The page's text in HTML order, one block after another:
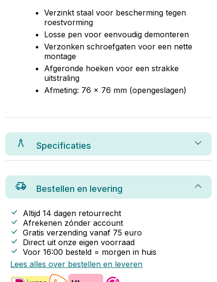
Verzinkt staal voor bescherming tegen
roestvorming
Losse pen voor eenvoudig demonteren
Verzonken schroefgaten voor een nette
montage
Afgeronde hoeken voor een strakke
uitstraling
Afmeting: 76 x 76 mm (opengeslagen)
Specificaties
Bestellen en levering
Altijd 14 dagen retourrecht
Afrekenen zónder account
Gratis verzending vanaf 75 euro
Direct uit onze eigen voorraad
Voor 16:00 besteld = morgen in huis
Lees alles over bestellen en leveren